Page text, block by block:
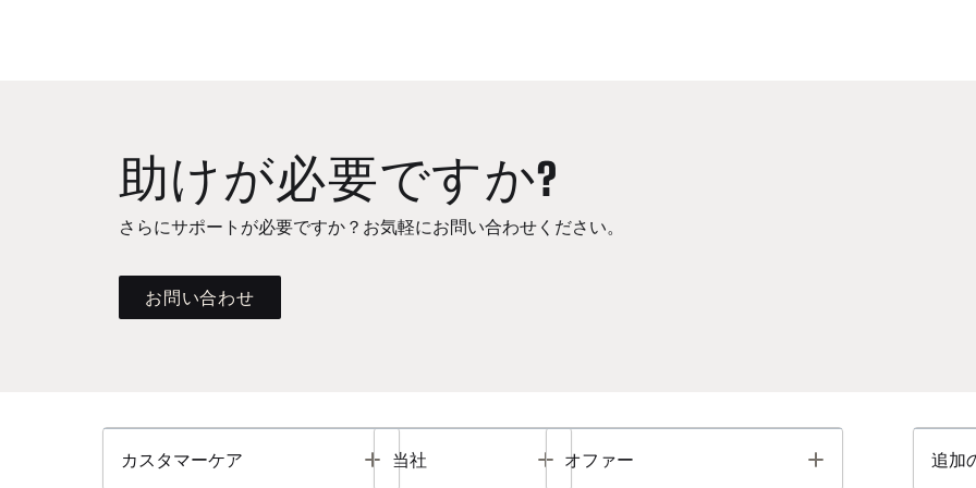
助けが必要ですか?
さらにサポートが必要ですか？お気軽にお問い合わせください。
お問い合わせ
カスタマーケア Toggle
当社 Toggle
オファー Toggle 追加